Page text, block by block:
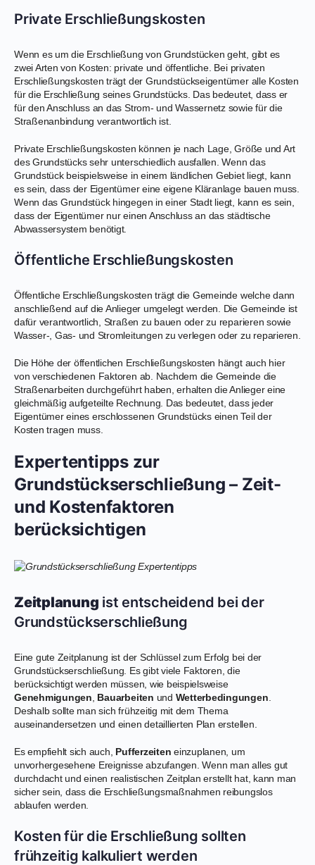
Private Erschließungskosten
Wenn es um die Erschließung von Grundstücken geht, gibt es
zwei Arten von Kosten: private und öffentliche. Bei privaten
Erschließungskosten trägt der Grundstückseigentümer alle Kosten
für die Erschließung seines Grundstücks. Das bedeutet, dass er
für den Anschluss an das Strom- und Wassernetz sowie für die
Straßenanbindung verantwortlich ist.
Private Erschließungskosten können je nach Lage, Größe und Art
des Grundstücks sehr unterschiedlich ausfallen. Wenn das
Grundstück beispielsweise in einem ländlichen Gebiet liegt, kann
es sein, dass der Eigentümer eine eigene Kläranlage bauen muss.
Wenn das Grundstück hingegen in einer Stadt liegt, kann es sein,
dass der Eigentümer nur einen Anschluss an das städtische
Abwassersystem benötigt.
Öffentliche Erschließungskosten
Öffentliche Erschließungskosten trägt die Gemeinde welche dann
anschließend auf die Anlieger umgelegt werden. Die Gemeinde ist
dafür verantwortlich, Straßen zu bauen oder zu reparieren sowie
Wasser-, Gas- und Stromleitungen zu verlegen oder zu reparieren.
Die Höhe der öffentlichen Erschließungskosten hängt auch hier
von verschiedenen Faktoren ab. Nachdem die Gemeinde die
Straßenarbeiten durchgeführt haben, erhalten die Anlieger eine
gleichmäßig aufgeteilte Rechnung. Das bedeutet, dass jeder
Eigentümer eines erschlossenen Grundstücks einen Teil der
Kosten tragen muss.
Expertentipps zur
Grundstückserschließung – Zeit-
und Kostenfaktoren
berücksichtigen
Zeitplanung ist entscheidend bei der
Grundstückserschließung
Eine gute Zeitplanung ist der Schlüssel zum Erfolg bei der
Grundstückserschließung. Es gibt viele Faktoren, die
berücksichtigt werden müssen, wie beispielsweise
Genehmigungen Bauarbeiten und Wetterbedingungen
Deshalb sollte man sich frühzeitig mit dem Thema
auseinandersetzen und einen detaillierten Plan erstellen.
Es empfiehlt sich auch, Pufferzeiten einzuplanen, um
unvorhergesehene Ereignisse abzufangen. Wenn man alles gut
durchdacht und einen realistischen Zeitplan erstellt hat, kann man
sicher sein, dass die Erschließungsmaßnahmen reibungslos
ablaufen werden.
Kosten für die Erschließung sollten
frühzeitig kalkuliert werden